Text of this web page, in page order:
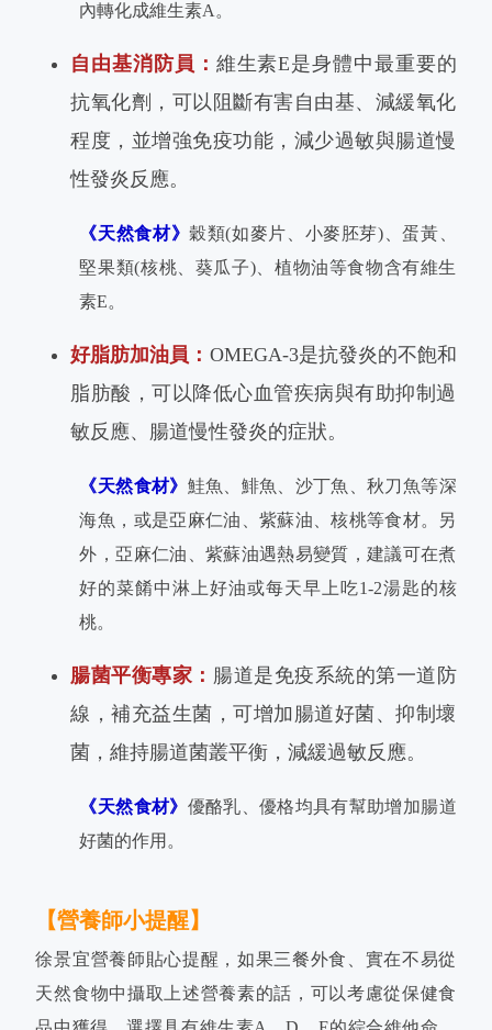
內轉化成維生素A。
自由基消防員： 維生素E是身體中最重要的
抗氧化劑，可以阻斷有害自由基、減緩氧化
程度，並增強免疫功能，減少過敏與腸道慢
性發炎反應。
《天然食材》穀類(如麥片、小麥胚芽)、蛋黃、
堅果類(核桃、葵瓜子)、植物油等食物含有維生
素E。
好脂肪加油員： OMEGA-3是抗發炎的不飽和
脂肪酸，可以降低心血管疾病與有助抑制過
敏反應、腸道慢性發炎的症狀。
《天然食材》 鮭魚、鯡魚、沙丁魚、秋刀魚等深
海魚，或是亞麻仁油、紫蘇油、核桃等食材。另
外，亞麻仁油、紫蘇油遇熱易變質，建議可在煮
好的菜餚中淋上好油或每天早上吃1-2湯匙的核
桃。
腸菌平衡專家： 腸道是免疫系統的第一道防
線，補充益生菌，可增加腸道好菌、抑制壞
菌，維持腸道菌叢平衡，減緩過敏反應。
《天然食材》 優酪乳、優格均具有幫助增加腸道
好菌的作用。
【營養師小提醒】
徐景宜營養師貼心提醒，如果三餐外食、實在不易從
天然食物中攝取上述營養素的話，可以考慮從保健食